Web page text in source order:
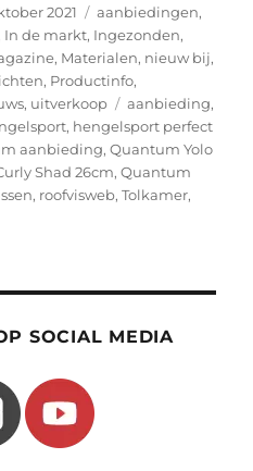
2021 Categorieën
aanbiedingen,
In de markt, Ingezonden,
, Materialen, nieuw bij,
, Productinfo,
, uitverkoop Tags
aanbieding,
, hengelsport perfect
aanbieding,Quantum Yolo
Shad 26cm,Quantum
, roofvisweb,Tolkamer,
SOCIAL MEDIA